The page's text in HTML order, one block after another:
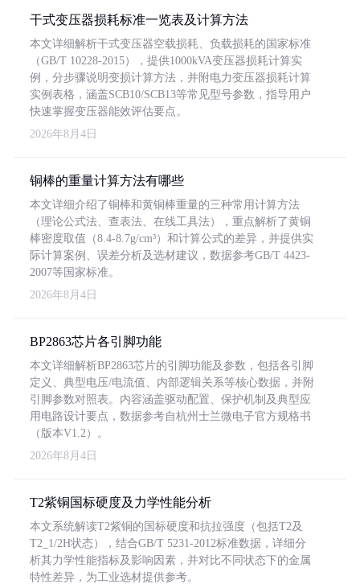
干式变压器损耗标准一览表及计算方法
本文详细解析干式变压器空载损耗、负载损耗的国家标准
（GB/T 10228-2015），提供1000kVA变压器损耗计算实
例，分步骤说明变损计算方法，并附电力变压器损耗计算
实例表格，涵盖SCB10/SCB13等常见型号参数，指导用户
快速掌握变压器能效评估要点。
2026年8月4日
铜棒的重量计算方法有哪些
本文详细介绍了铜棒和黄铜棒重量的三种常用计算方法
（理论公式法、查表法、在线工具法），重点解析了黄铜
棒密度取值（8.4-8.7g/cm³）和计算公式的差异，并提供实
际计算案例、误差分析及选材建议，数据参考GB/T 4423-
2007等国家标准。
2026年8月4日
BP2863芯片各引脚功能
本文详细解析BP2863芯片的引脚功能及参数，包括各引脚
定义、典型电压/电流值、内部逻辑关系等核心数据，并附
引脚参数对照表。内容涵盖驱动配置、保护机制及典型应
用电路设计要点，数据参考自杭州士兰微电子官方规格书
（版本V1.2）。
2026年8月4日
T2紫铜国标硬度及力学性能分析
本文系统解读T2紫铜的国标硬度和抗拉强度（包括T2及
T2_1/2H状态），结合GB/T 5231-2012标准数据，详细分
析其力学性能指标及影响因素，并对比不同状态下的金属
特性差异，为工业选材提供参考。